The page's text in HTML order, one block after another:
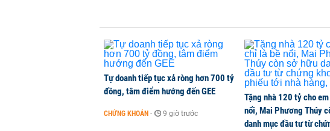
Đề xuất hai phương án nghỉ tết 7 và 10 ngày
THỜI SỰ 1 phút trước
Tự doanh tiếp tục xả ròng hơn 700 tỷ
đồng, tâm điểm hướng đến GEE
CHỨNG KHOÁN - 9 giờ trước
Tặng nhà 120 tỷ cho
nổi, Mai Phương Thúy
danh mục đầu tư từ